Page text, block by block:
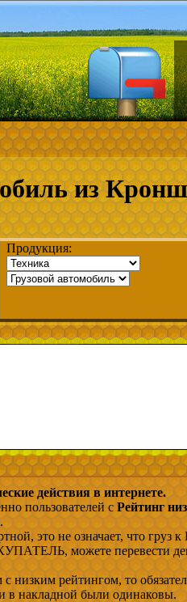
из
Продукция:
действия в интернете.
пользователей с Рейтинг
.
это не означает, что груз
можете перевести
низким рейтингом, то
в накладной были одинаковы.